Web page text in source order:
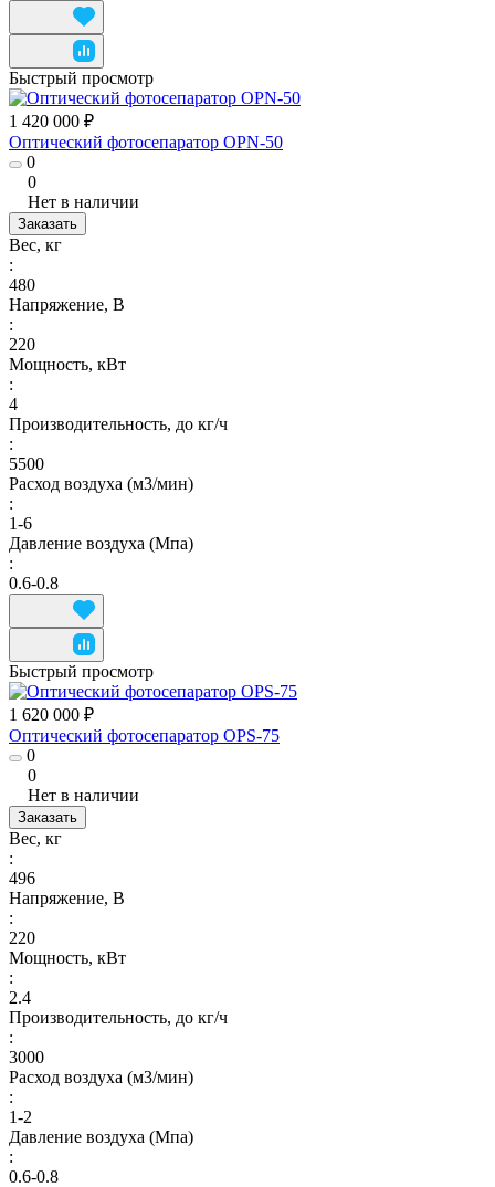
Быстрый просмотр
1 420 000 ₽
Оптический фотосепаратор OPN-50
0
0
Нет в наличии
Заказать
Вес, кг
:
480
Напряжение, В
:
220
Мощность, кВт
:
4
Производительность, до кг/ч
:
5500
Расход воздуха (м3/мин)
:
1-6
Давление воздуха (Мпа)
:
0.6-0.8
Быстрый просмотр
1 620 000 ₽
Оптический фотосепаратор OPS-75
0
0
Нет в наличии
Заказать
Вес, кг
:
496
Напряжение, В
:
220
Мощность, кВт
:
2.4
Производительность, до кг/ч
:
3000
Расход воздуха (м3/мин)
:
1-2
Давление воздуха (Мпа)
:
0.6-0.8